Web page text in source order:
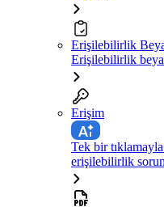
Erişilebilirlik
Erişilebilirlik
Erişim
Tek bir
erişilebilirlik